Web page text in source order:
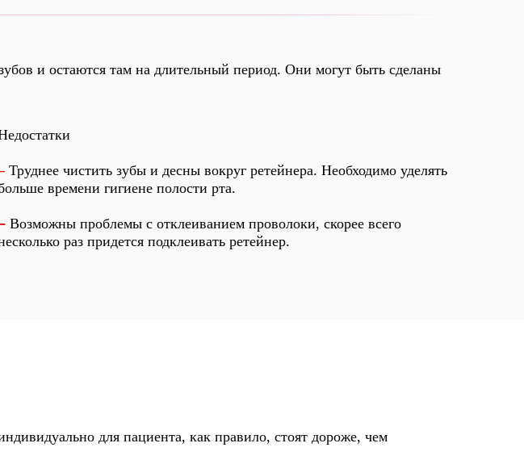
и остаются там на длительный период. Они могут быть сделаны
Труднее чистить зубы и десны вокруг ретейнера. Необходимо уделять
времени гигиене полости рта.
Возможны проблемы с отклеиванием проволоки, скорее всего
раз придется подклеивать ретейнер.
для пациента, как правило, стоят дороже, чем